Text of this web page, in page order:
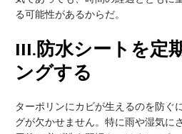
る可能性があるからだ。
III.防水シートを定
ングする
ターポリンにカビが生えるのを防ぐ
グが欠かせません。特に雨や湿気に